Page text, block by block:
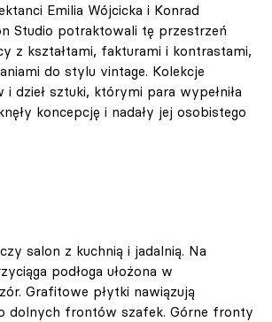
Emilia Wójcicka i Konrad
Studio potraktowali tę przestrzeń
z kształtami, fakturami i kontrastami,
do stylu vintage. Kolekcje
i dzieł sztuki, którymi para wypełniła
koncepcję i nadały jej osobistego
salon z kuchnią i jadalnią. Na
podłoga ułożona w
Grafitowe płytki nawiązują
dolnych frontów szafek. Górne fronty